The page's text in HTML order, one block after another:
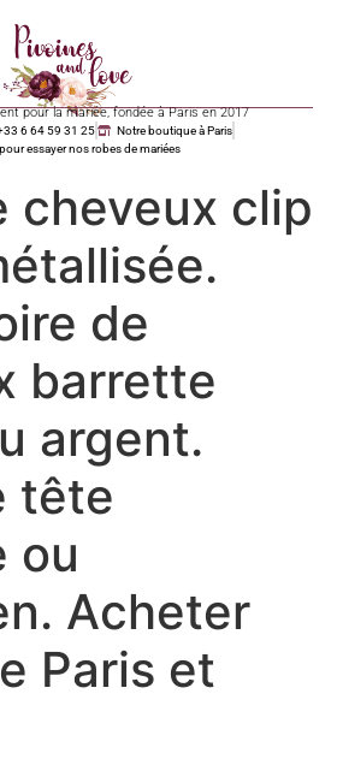
pour la mariée, fondée à Paris en 2017
6 64 59 31 25
Notre boutique à Paris
essayer nos robes de mariées
cheveux clip
de
barrette
argent.
tête
ou
Acheter
Paris et